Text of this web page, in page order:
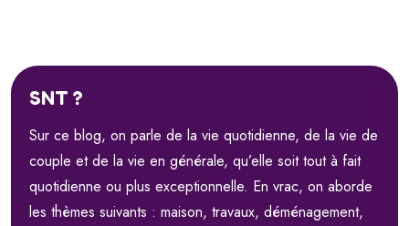
SNT ?
Sur ce blog, on parle de la vie quotidienne, de la vie de
couple et de la vie en générale, qu’elle soit tout à fait
quotidienne ou plus exceptionnelle. En vrac, on aborde
les thèmes suivants : maison, travaux, déménagement,